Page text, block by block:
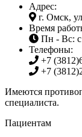
Адрес:
г. Омск,
Время
Пн - Вс: с
Телефоны:
+7 (3812)
+7 (3812)
Имеются
специалиста.
Пациентам